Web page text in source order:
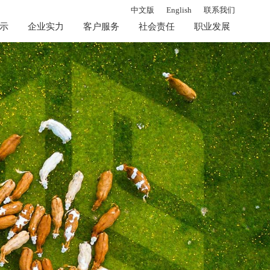
中文版 English 联系我们
企业实力 客户服务 社会责任 职业发展